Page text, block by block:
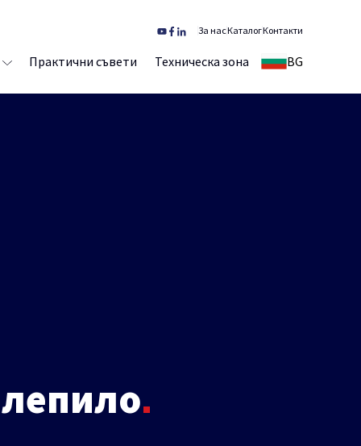
Практични съвети Техническа зона BG
За насКаталогКонтакти